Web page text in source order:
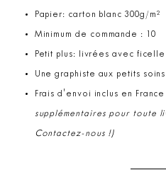
Papier: carton blanc 300g/m²
Minimum de commande : 10
Petit plus: livrées avec ficelle
Une graphiste aux petits
Frais d'envoi inclus en
supplémentaires pour toute
Contactez-nous !)